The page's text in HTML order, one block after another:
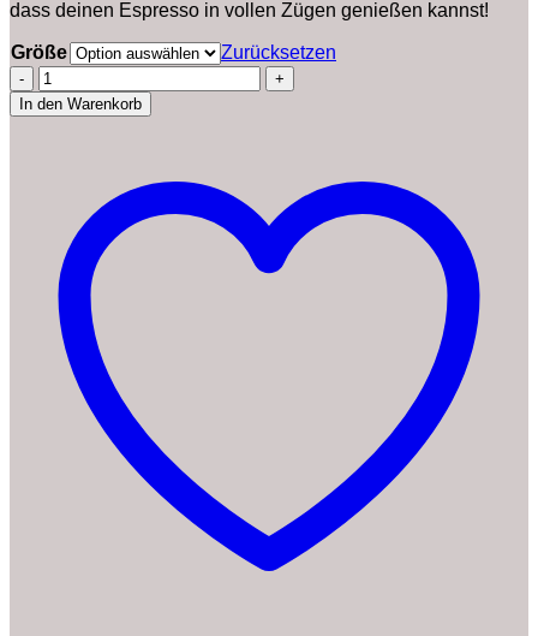
dass deinen Espresso in vollen Zügen genießen kannst!
Größe
Zurücksetzen
Groenenberg
Espressokocher
Induktion
Tassen
Espressokanne
200-
300
Mokkakanne
In den Warenkorb